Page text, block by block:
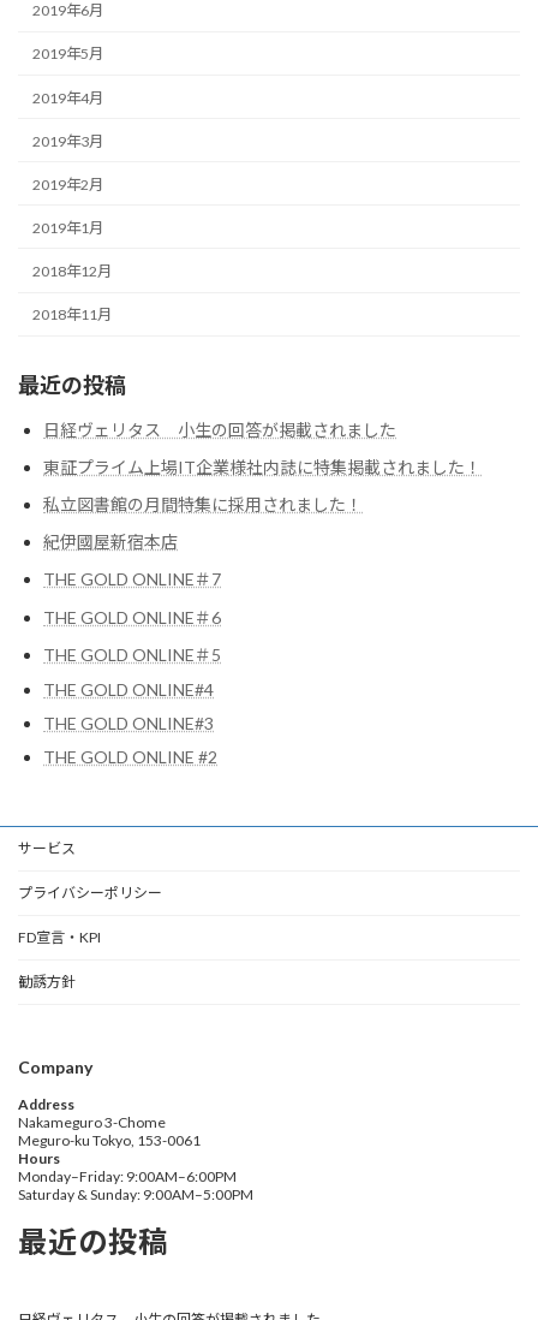
2019年6月
2019年5月
2019年4月
2019年3月
2019年2月
2019年1月
2018年12月
2018年11月
最近の投稿
日経ヴェリタス 小生の回答が掲載されました
東証プライム上場IT企業様社内誌に特集掲載されました！
私立図書館の月間特集に採用されました！
紀伊國屋新宿本店
THE GOLD ONLINE＃7
THE GOLD ONLINE＃6
THE GOLD ONLINE＃5
THE GOLD ONLINE#4
THE GOLD ONLINE#3
THE GOLD ONLINE #2
サービス
プライバシーポリシー
FD宣言・KPI
勧誘方針
Company
Address
Nakameguro 3-Chome
Meguro-ku Tokyo, 153-0061
Hours
Monday–Friday: 9:00AM–6:00PM
Saturday & Sunday: 9:00AM–5:00PM
最近の投稿